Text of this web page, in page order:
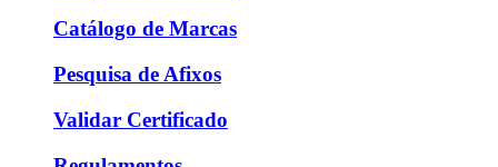
Catálogo de Marcas
Pesquisa de Afixos
Validar Certificado